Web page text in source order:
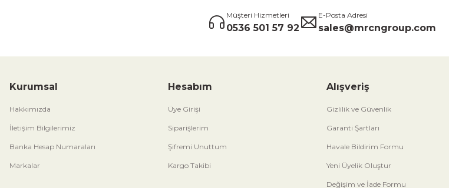
Müşteri Hizmetleri
0536 501 57 92
E-Posta Adresi
sales@mrcngroup.com
Kurumsal
Hakkımızda
İletişim Bilgilerimiz
Banka Hesap Numaraları
Markalar
Hesabım
Üye Girişi
Siparişlerim
Şifremi Unuttum
Kargo Takibi
Alışveriş
Gizlilik ve Güvenlik
Garanti Şartları
Havale Bildirim Formu
Yeni Üyelik Oluştur
Değişim ve İade Formu